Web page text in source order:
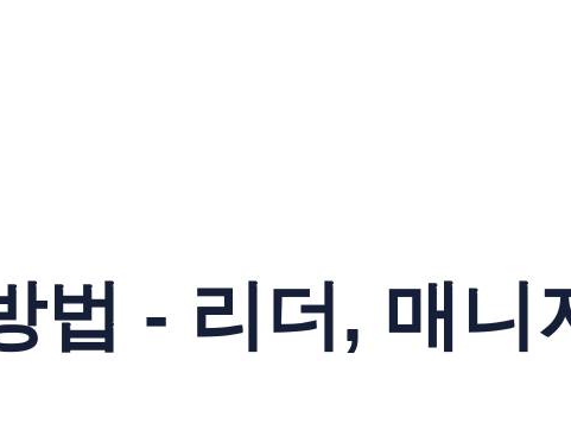
법 - 리더, 매니